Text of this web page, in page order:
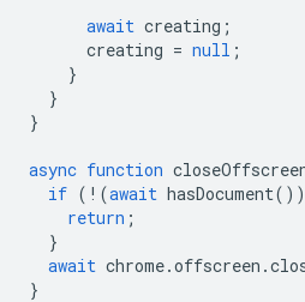
await creating ;
creating = null ;
}
}
}
async function
if ( ! (await hasDocument
return ;
}
await chrome.offscreen .
}